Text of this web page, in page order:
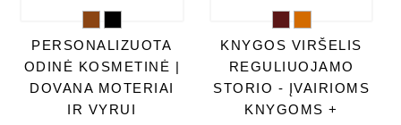
PERSONALIZUOTA
ODINĖ KOSMETINĖ |
DOVANA MOTERIAI
IR VYRUI
KNYGOS VIRŠELIS
REGULIUOJAMO
STORIO - ĮVAIRIOMS
KNYGOMS +